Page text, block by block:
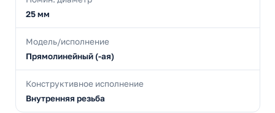
25 мм
Модель/исполнение
Прямолинейный (-ая)
Конструктивное исполнение
Внутренняя резьба